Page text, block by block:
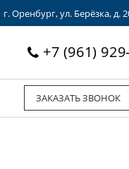
г. Оренбург, ул. Берёзка, д.
+7 (961)
ЗАКАЗАТЬ ЗВОНОК